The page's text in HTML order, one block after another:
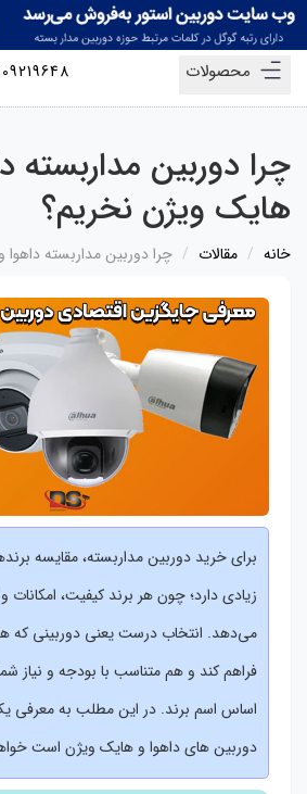
محصولات
چرا دوربین مداربسته
هایک ویژن نخریم؟
خانه مقالات چرا دوربین مداربسته
برای خرید دوربین مداربسته، مقایسه
زیادی دارد؛ چون هر برند کیفیت، امکانات
می‌دهد. انتخاب درست یعنی دوربینی که هم
فراهم کند و هم متناسب با بودجه و نیاز
اساس اسم برند. در این مطلب به معرفی
دوربین های داهوا و هایک ویژن است